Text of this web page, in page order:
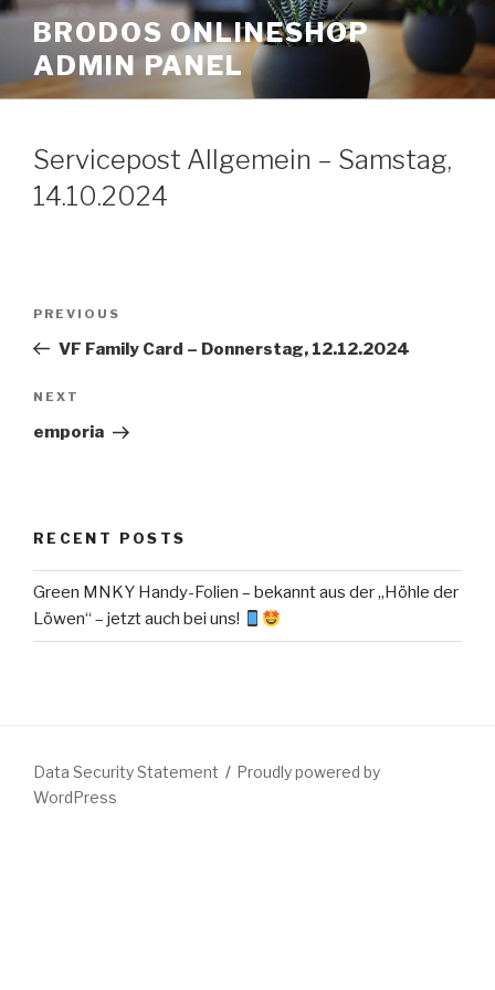
Skip
content
BRODOS ONLINESHOP
ADMIN PANEL
Servicepost Allgemein – Samstag,
14.10.2024
Previous
Post
PREVIOUS
VF Family Card – Donnerstag, 12.12.2024
Next
Post
NEXT
emporia
RECENT POSTS
Green MNKY Handy-Folien – bekannt aus der „Höhle der
Löwen“ – jetzt auch bei uns!
Data Security Statement
Proudly powered by
WordPress